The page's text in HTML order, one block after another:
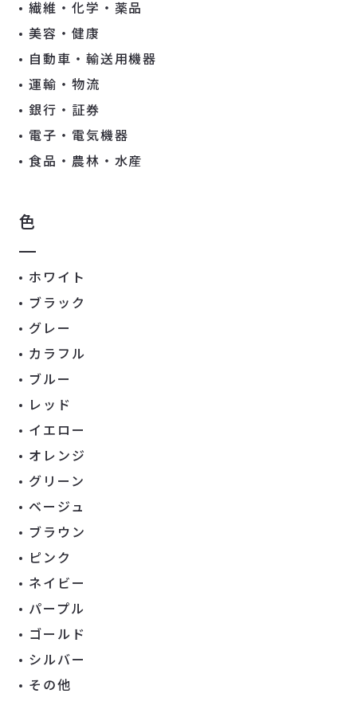
繊維・化学・薬品
美容・健康
自動車・輸送用機器
運輸・物流
銀行・証券
電子・電気機器
食品・農林・水産
色
ホワイト
ブラック
グレー
カラフル
ブルー
レッド
イエロー
オレンジ
グリーン
ベージュ
ブラウン
ピンク
ネイビー
パープル
ゴールド
シルバー
その他